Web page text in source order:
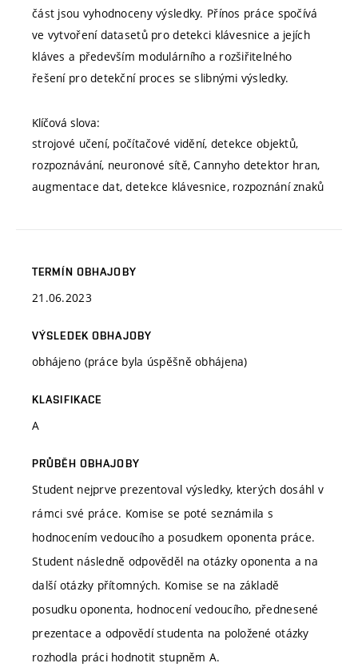
část jsou vyhodnoceny výsledky. Přínos práce spočívá
ve vytvoření datasetů pro detekci klávesnice a jejích
kláves a především modulárního a rozšiřitelného
řešení pro detekční proces se slibnými výsledky.
Klíčová slova:
strojové učení, počítačové vidění, detekce objektů,
rozpoznávání, neuronové sítě, Cannyho detektor hran,
augmentace dat, detekce klávesnice, rozpoznání znaků
TERMÍN OBHAJOBY
21.06.2023
VÝSLEDEK OBHAJOBY
obhájeno (práce byla úspěšně obhájena)
KLASIFIKACE
A
PRŮBĚH OBHAJOBY
Student nejprve prezentoval výsledky, kterých dosáhl v
rámci své práce. Komise se poté seznámila s
hodnocením vedoucího a posudkem oponenta práce.
Student následně odpověděl na otázky oponenta a na
další otázky přítomných. Komise se na základě
posudku oponenta, hodnocení vedoucího, přednesené
prezentace a odpovědí studenta na položené otázky
rozhodla práci hodnotit stupněm A.